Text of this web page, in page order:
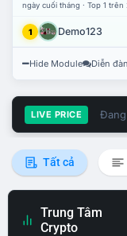
ngày cuối tháng · Top 1
1 Demo123
Hide Module Diễn đàn
LIVE PRICE
Tất cả
Trung Tâm
Crypto